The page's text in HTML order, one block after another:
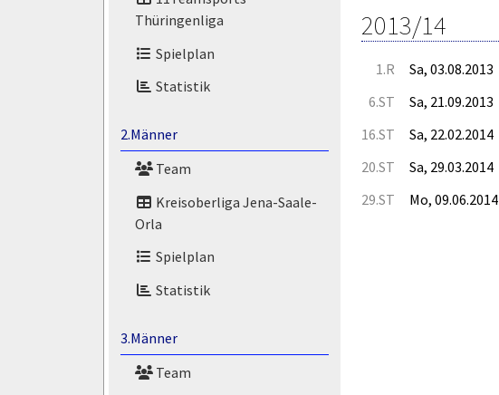
Thüringenliga
Spielplan
Statistik
2.Männer
Team
Kreisoberliga Jena-Saale-
Orla
Spielplan
Statistik
3.Männer
Team
2013/14
1.R Sa, 03.08.2013
6.ST Sa, 21.09.2013
16.ST Sa, 22.02.2014
20.ST Sa, 29.03.2014
29.ST Mo, 09.06.2014